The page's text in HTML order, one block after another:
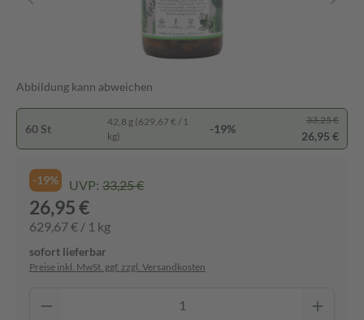
Abbildung kann abweichen
60 St
42,8 g (629,67 € / 1
kg)
-19%
33,25 €
26,95 €
-19% UVP: 33,25 €
26,95 €
629,67 € / 1 kg
sofort lieferbar
Preise inkl. MwSt. ggf. zzgl. Versandkosten